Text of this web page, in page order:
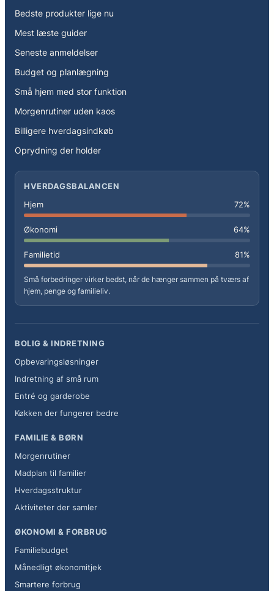
Bedste produkter lige nu
Mest læste guider
Seneste anmeldelser
Budget og planlægning
Små hjem med stor funktion
Morgenrutiner uden kaos
Billigere hverdagsindkøb
Oprydning der holder
HVERDAGSBALANCEN
Hjem
72%
Økonomi 64%
Familietid 81%
Små forbedringer virker bedst, når de hænger sammen på tværs af
hjem, penge og familieliv.
BOLIG & INDRETNING
Opbevaringsløsninger
Indretning af små rum
Entré og garderobe
Køkken der fungerer bedre
FAMILIE & BØRN
Morgenrutiner
Madplan til familier
Hverdagsstruktur
Aktiviteter der samler
ØKONOMI & FORBRUG
Familiebudget
Månedligt økonomitjek
Smartere forbrug